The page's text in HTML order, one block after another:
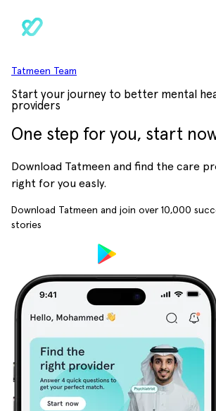
Tatmeen Team
Start your journey to better mental
providers
One step for you, start
Download Tatmeen and find the care
right for you easly.
Download Tatmeen and join over 10,000
stories